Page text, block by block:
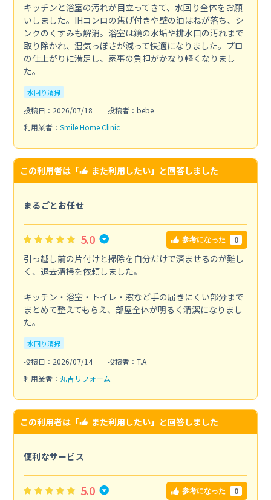
キッチンと浴室の汚れが目立ってきて、水回り全体をお願
いしました。IHコンロの焦げ付きや壁の油はねが落ち、シ
ンクのくすみも解消。浴室は鏡の水垢や排水口の汚れまで
取り除かれ、湿気っぽさが減って快適になりました。プロ
の仕上がりに満足し、家事の負担がかなり軽くなりまし
た。
水回り清掃
投稿日：2026/07/18
投稿者：bebe
利用業者： Smile Home Clinic
この利用者は「 また利用したい」と回答しました
まるごとお任せ
5.0 参考になった 0
引っ越し前の片付けと掃除を自分だけで済ませるのが難し
く、退去清掃を依頼しました。
キッチン・浴室・トイレ・窓など手の届きにくい部分まで
まとめて整えてもらえ、部屋全体が明るく清潔になりまし
た。
水回り清掃
投稿日：2026/07/14
投稿者：T.A
利用業者： 丸吉リフォーム
この利用者は「 また利用したい」と回答しました
便利なサービス
5.0 参考になった 0